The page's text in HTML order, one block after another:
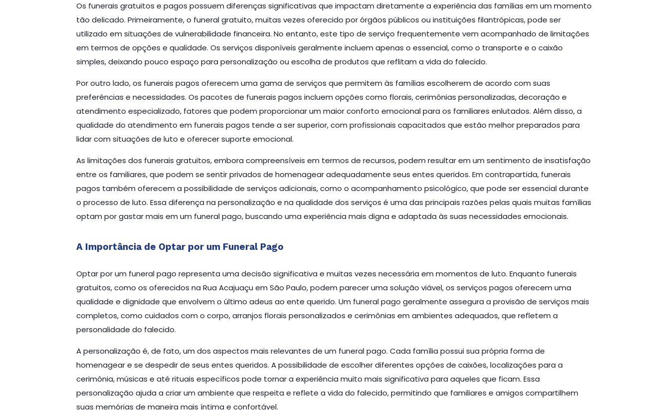
Os funerais gratuitos e pagos possuem diferenças significativas que impactam diretamente a experiência das famílias em um momento
tão delicado. Primeiramente, o funeral gratuito, muitas vezes oferecido por órgãos públicos ou instituições filantrópicas, pode ser
utilizado em situações de vulnerabilidade financeira. No entanto, este tipo de serviço frequentemente vem acompanhado de limitações
em termos de opções e qualidade. Os serviços disponíveis geralmente incluem apenas o essencial, como o transporte e o caixão
simples, deixando pouco espaço para personalização ou escolha de produtos que reflitam a vida do falecido.
Por outro lado, os funerais pagos oferecem uma gama de serviços que permitem às famílias escolherem de acordo com suas
preferências e necessidades. Os pacotes de funerais pagos incluem opções como florais, cerimônias personalizadas, decoração e
atendimento especializado, fatores que podem proporcionar um maior conforto emocional para os familiares enlutados. Além disso, a
qualidade do atendimento em funerais pagos tende a ser superior, com profissionais capacitados que estão melhor preparados para
lidar com situações de luto e oferecer suporte emocional.
As limitações dos funerais gratuitos, embora compreensíveis em termos de recursos, podem resultar em um sentimento de insatisfação
entre os familiares, que podem se sentir privados de homenagear adequadamente seus entes queridos. Em contrapartida, funerais
pagos também oferecem a possibilidade de serviços adicionais, como o acompanhamento psicológico, que pode ser essencial durante
o processo de luto. Essa diferença na personalização e na qualidade dos serviços é uma das principais razões pelas quais muitas famílias
optam por gastar mais em um funeral pago, buscando uma experiência mais digna e adaptada às suas necessidades emocionais.
A Importância de Optar por um Funeral Pago
Optar por um funeral pago representa uma decisão significativa e muitas vezes necessária em momentos de luto. Enquanto funerais
gratuitos, como os oferecidos na Rua Acajuaçu em São Paulo, podem parecer uma solução viável, os serviços pagos oferecem uma
qualidade e dignidade que envolvem o último adeus ao ente querido. Um funeral pago geralmente assegura a provisão de serviços mais
completos, como cuidados com o corpo, arranjos florais personalizados e cerimônias em ambientes adequados, que refletem a
personalidade do falecido.
A personalização é, de fato, um dos aspectos mais relevantes de um funeral pago. Cada família possui sua própria forma de
homenagear e se despedir de seus entes queridos. A possibilidade de escolher diferentes opções de caixões, localizações para a
cerimônia, músicas e até rituais específicos pode tornar a experiência muito mais significativa para aqueles que ficam. Essa
personalização ajuda a criar um ambiente que respeita e reflete a vida do falecido, permitindo que familiares e amigos compartilhem
suas memórias de maneira mais íntima e confortável.